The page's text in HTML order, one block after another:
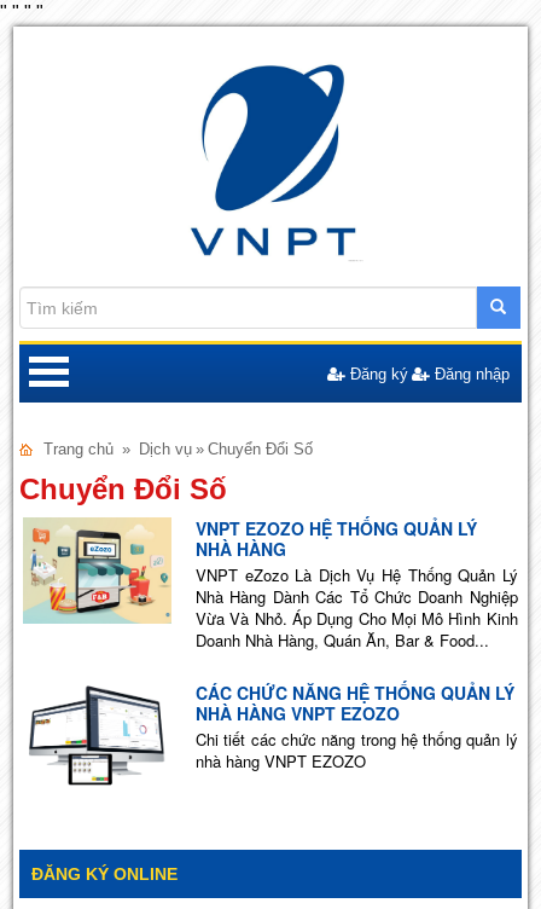
" " " "
Đăng ký Đăng nhập
Trang chủ » Dịch vụ » Chuyển Đổi Số
Chuyển Đổi Số
VNPT EZOZO HỆ THỐNG QUẢN LÝ
NHÀ HÀNG
VNPT eZozo Là Dịch Vụ Hệ Thống Quản Lý
Nhà Hàng Dành Các Tổ Chức Doanh Nghiệp
Vừa Và Nhỏ. Áp Dụng Cho Mọi Mô Hình Kinh
Doanh Nhà Hàng, Quán Ăn, Bar & Food...
CÁC CHỨC NĂNG HỆ THỐNG QUẢN LÝ
NHÀ HÀNG VNPT EZOZO
Chi tiết các chức năng trong hệ thống quản lý
nhà hàng VNPT EZOZO
ĐĂNG KÝ ONLINE